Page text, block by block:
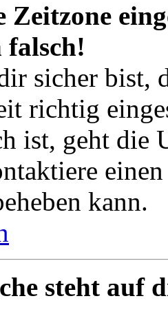
Zeitzone
falsch!
sicher bist,
richtig
ist, geht die
kann.
steht auf